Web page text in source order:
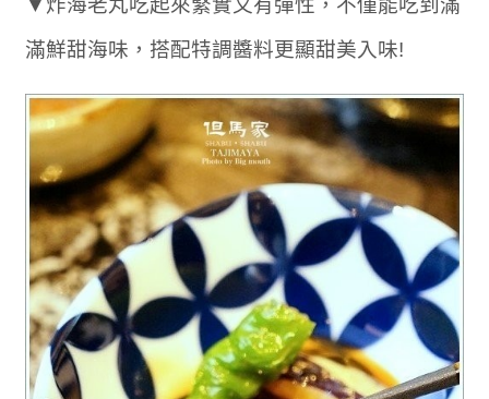
滿鮮甜海味，搭配特調醬料更顯甜美入味!